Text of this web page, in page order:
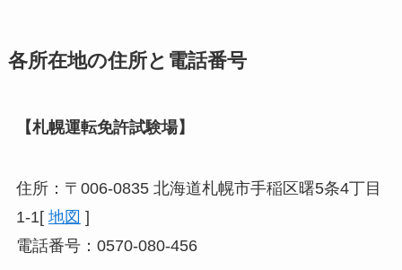
各所在地の住所と電話番号
【札幌運転免許試験場】
住所：〒006-0835 北海道札幌市手稲区曙5条4丁目
1-1[ 地図 ]
電話番号：0570-080-456